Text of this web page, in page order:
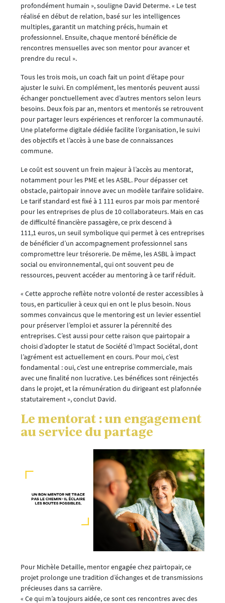
profondément humain », souligne David Determe. « Le test
réalisé en début de relation, basé sur les intelligences
multiples, garantit un matching précis, humain et
professionnel. Ensuite, chaque mentoré bénéficie de
rencontres mensuelles avec son mentor pour avancer et
prendre du recul ».
Tous les trois mois, un coach fait un point d’étape pour
ajuster le suivi. En complément, les mentorés peuvent aussi
échanger ponctuellement avec d’autres mentors selon leurs
besoins. Deux fois par an, mentors et mentorés se retrouvent
pour partager leurs expériences et renforcer la communauté.
Une plateforme digitale dédiée facilite l’organisation, le suivi
des objectifs et l’accès à une base de connaissances
commune.
Le coût est souvent un frein majeur à l’accès au mentorat,
notamment pour les PME et les ASBL. Pour dépasser cet
obstacle, pairtopair innove avec un modèle tarifaire solidaire.
Le tarif standard est fixé à 1 111 euros par mois par mentoré
pour les entreprises de plus de 10 collaborateurs. Mais en cas
de difficulté financière passagère, ce prix descend à
111,1 euros, un seuil symbolique qui permet à ces entreprises
de bénéficier d’un accompagnement professionnel sans
compromettre leur trésorerie. De même, les ASBL à impact
social ou environnemental, qui ont souvent peu de
ressources, peuvent accéder au mentoring à ce tarif réduit.
« Cette approche reflète notre volonté de rester accessibles à
tous, en particulier à ceux qui en ont le plus besoin. Nous
sommes convaincus que le mentoring est un levier essentiel
pour préserver l’emploi et assurer la pérennité des
entreprises. C’est aussi pour cette raison que pairtopair a
choisi d’adopter le statut de Société d’Impact Sociétal, dont
l’agrément est actuellement en cours. Pour moi, c’est
fondamental : oui, c’est une entreprise commerciale, mais
avec une finalité non lucrative. Les bénéfices sont réinjectés
dans le projet, et la rémunération du dirigeant est plafonnée
statutairement », conclut David.
Le mentorat : un engagement
au service du partage
Pour Michèle Detaille, mentor engagée chez pairtopair, ce
projet prolonge une tradition d’échanges et de transmissions
précieuses dans sa carrière.
« Ce qui m’a toujours aidée, ce sont ces rencontres avec des